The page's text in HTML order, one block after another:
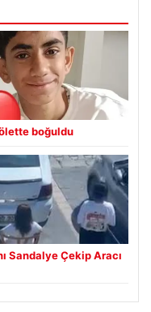
boğuldu
Sandalye Çekip Aracı